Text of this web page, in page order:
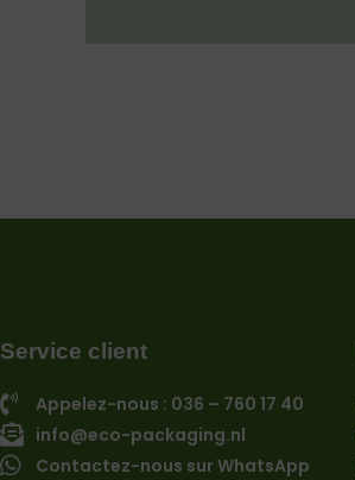
Service client
Appelez-nous : 036 – 760 17 40
info@eco-packaging.nl
Contactez-nous sur WhatsApp